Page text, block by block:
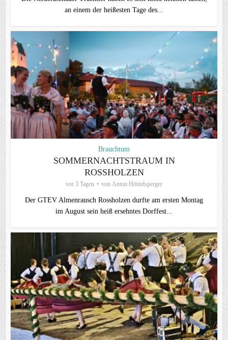
an einem der heißesten Tage des...
Brauchtum
SOMMERNACHTSTRAUM IN
ROSSHOLZEN
vor 3 Tagen von Anton Hötzelsperger
Der GTEV Almenrausch Rossholzen durfte am ersten Montag
im August sein heiß ersehntes Dorffest...